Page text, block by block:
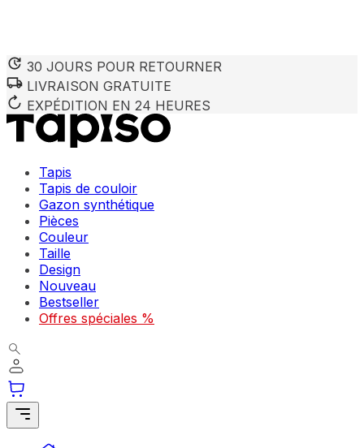
30 JOURS POUR RETOURNER
LIVRAISON GRATUITE
EXPÉDITION EN 24 HEURES
Tapis
Tapis de couloir
Gazon synthétique
Pièces
Couleur
Taille
Design
Nouveau
Bestseller
Offres spéciales %
Nous utilisons des cookies pour personnaliser le contenu
partenaires peuvent combiner ces informations avec
utilisation de leurs services.
Les cookies indispensables sont cruciaux pour les
Les cookies liés aux préférences permettent au site de
comme votre langue préférée ou la région dans laquelle